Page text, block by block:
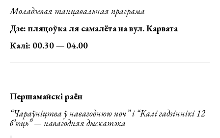
Моладзевая танцавальная праграма
Дзе: пляцоўка ля самалёта на вул. Карвата
Калі: 00.30 — 04.00
Першамайскі раён
“Чараўніцтва ў навагоднюю ноч” і “Калі гадзіннікі 12
б’юць” — навагодняя дыскатэка